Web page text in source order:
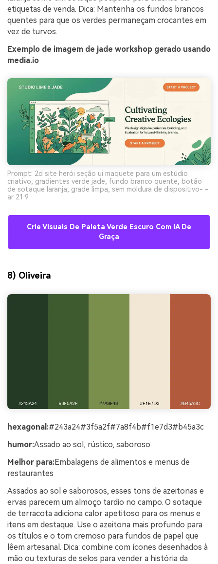
etiquetas de venda. Dica: Mantenha os fundos brancos
quentes para que os verdes permaneçam crocantes em
vez de turvos.
Exemplo de imagem de jade workshop gerado usando
media.io
Prompt: 2d site herói seção ui maquete para um estúdio
criativo, gradientes verde jade, fundo branco quente, botão
de sotaque laranja, grade limpa, sem moldura de dispositivo- -
ar 21:9
Crie Visuais De Paleta Verde Escuro Com IA De
Graça
8) Oliveira
hexagonal:#243a24#3f5a2f#7a8f4b#f1e7d3#b45a3c
humor:Assado ao sol, rústico, saboroso
Melhor para:Embalagens de alimentos e menus de
restaurantes
Assados ao sol e saborosos, esses tons de azeitonas e
ervas parecem um almoço tardio no campo. O sotaque
de terracota adiciona calor apetitoso para os menus e
itens em destaque. Use o azeitona mais profundo para
os títulos e o tom cremoso para fundos de papel que
lêem artesanal. Dica: combine com ícones desenhados à
mão ou texturas de selos para vender a história da